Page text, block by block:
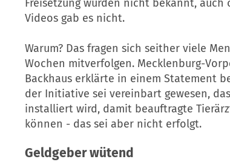
Freisetzung wurden nicht bekannt,
Videos gab es nicht.
Warum? Das fragen sich seither viele
Wochen mitverfolgen. Mecklenburg-
Backhaus erklärte in einem Statement
der Initiative sei vereinbart gewesen,
installiert wird, damit beauftragte
können - das sei aber nicht erfolgt.
Geldgeber wütend